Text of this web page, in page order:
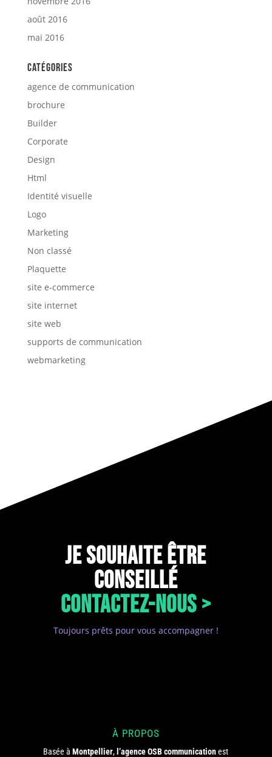
août 2016
mai 2016
Catégories
agence de communication
brochure
Builder
Corporate
Design
Html
Identité visuelle
Logo
Marketing
Non classé
Plaquette
site e-commerce
site internet
site web
supports de communication
webmarketing
JE SOUHAITE ÊTRE
CONSEILLÉ
CONTACTEZ-NOUS >
Toujours prêts pour vous accompagner !
À PROPOS
Basée àMontpellier, l’agence OSB communicationest